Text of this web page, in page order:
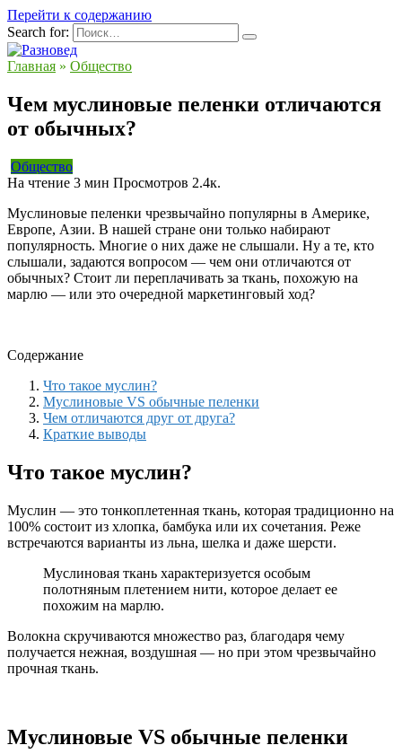
Перейти к содержанию
Search for:
Главная » Общество
Чем муслиновые пеленки отличаются
от обычных?
Общество
На чтение 3 мин Просмотров 2.4к.
Муслиновые пеленки чрезвычайно популярны в Америке,
Европе, Азии. В нашей стране они только набирают
популярность. Многие о них даже не слышали. Ну а те, кто
слышали, задаются вопросом — чем они отличаются от
обычных? Стоит ли переплачивать за ткань, похожую на
марлю — или это очередной маркетинговый ход?
Содержание
Что такое муслин?
Муслиновые VS обычные пеленки
Чем отличаются друг от друга?
Краткие выводы
Что такое муслин?
Муслин — это тонкоплетенная ткань, которая традиционно на
100% состоит из хлопка, бамбука или их сочетания. Реже
встречаются варианты из льна, шелка и даже шерсти.
Муслиновая ткань характеризуется особым
полотняным плетением нити, которое делает ее
похожим на марлю.
Волокна скручиваются множество раз, благодаря чему
получается нежная, воздушная — но при этом чрезвычайно
прочная ткань.
Муслиновые VS обычные пеленки